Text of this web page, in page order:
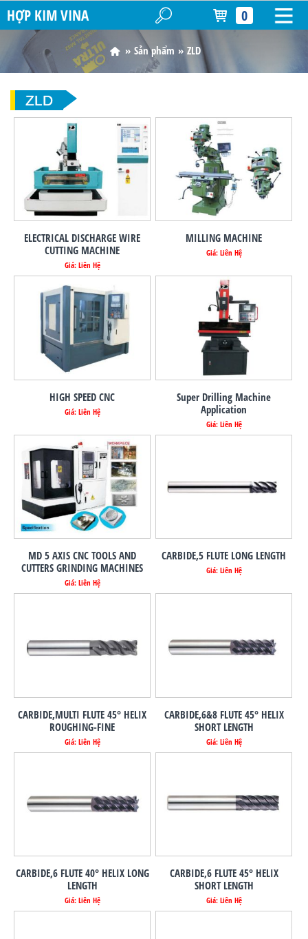
HỢP KIM VINA 0
Sản phẩm ZLD
ZLD
ELECTRICAL DISCHARGE WIRE
CUTTING MACHINE
Giá: Liên Hệ
MILLING MACHINE
Giá: Liên Hệ
HIGH SPEED CNC
Giá: Liên Hệ
Super Drilling Machine
Application
Giá: Liên Hệ
MD 5 AXIS CNC TOOLS AND
CUTTERS GRINDING MACHINES
Giá: Liên Hệ
CARBIDE,5 FLUTE LONG LENGTH
Giá: Liên Hệ
CARBIDE,MULTI FLUTE 45° HELIX
ROUGHING-FINE
Giá: Liên Hệ
CARBIDE,6&8 FLUTE 45° HELIX
SHORT LENGTH
Giá: Liên Hệ
CARBIDE,6 FLUTE 40° HELIX LONG
LENGTH
Giá: Liên Hệ
CARBIDE,6 FLUTE 45° HELIX
SHORT LENGTH
Giá: Liên Hệ